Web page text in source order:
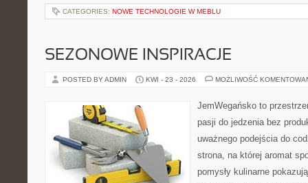
CATEGORIES: NOWE TECHNOLOGIE W MEBLU
SEZONOWE INSPIRACJE
POSTED BY ADMIN KWI - 23 - 2026 MOŻLIWOŚĆ
JemWegańsko to
pasji do jedzenia bez
uważnego podejścia do
strona, na której aromat
pomysły kulinarne